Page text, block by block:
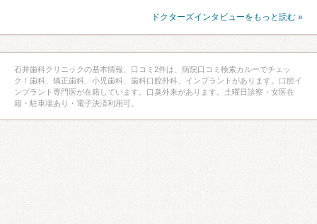
ドクターズインタビューをもっと読む »
石井歯科クリニックの基本情報、口コミ2件は、病院口コミ検索カルーでチェッ
ク！歯科、矯正歯科、小児歯科、歯科口腔外科、インプラントがあります。口腔イ
ンプラント専門医が在籍しています。口臭外来があります。土曜日診察・女医在
籍・駐車場あり・電子決済利用可。